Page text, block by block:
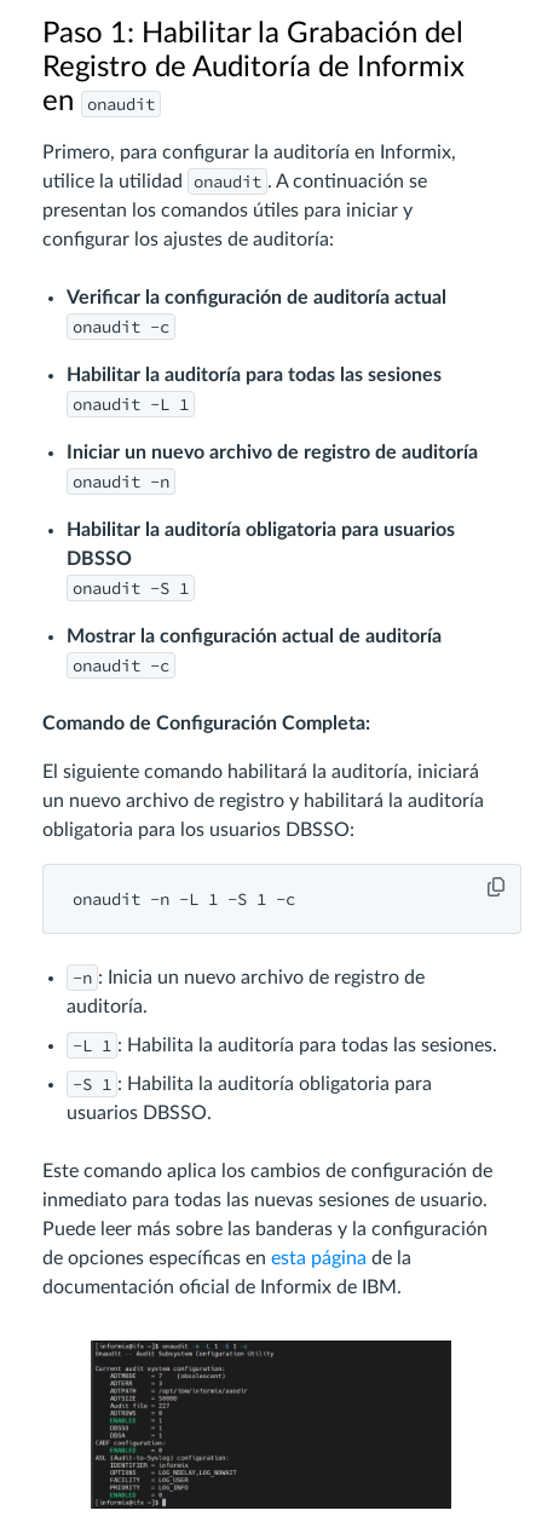
Paso 1: Habilitar la Grabación del
Registro de Auditoría de Informix
en
onaudit
Primero, para configurar la auditoría en Informix,
utilice la utilidad
onaudit . A continuación se
presentan los comandos útiles para iniciar y
configurar los ajustes de auditoría:
Verificar la configuración de auditoría actual
onaudit -c
Habilitar la auditoría para todas las sesiones
onaudit -L 1
Iniciar un nuevo archivo de registro de auditoría
onaudit -n
Habilitar la auditoría obligatoria para usuarios
DBSSO
onaudit -S 1
Mostrar la configuración actual de auditoría
onaudit -c
Comando de Configuración Completa:
El siguiente comando habilitará la auditoría, iniciará
un nuevo archivo de registro y habilitará la auditoría
obligatoria para los usuarios DBSSO:
onaudit -n -L 1 -S 1
-n : Inicia un nuevo archivo de registro de
auditoría.
-L 1 : Habilita la auditoría para todas las sesiones.
-S 1 : Habilita la auditoría obligatoria para
usuarios DBSSO.
Este comando aplica los cambios de configuración de
inmediato para todas las nuevas sesiones de usuario.
Puede leer más sobre las banderas y la configuración
de opciones específicas en esta página de la
documentación oficial de Informix de IBM.